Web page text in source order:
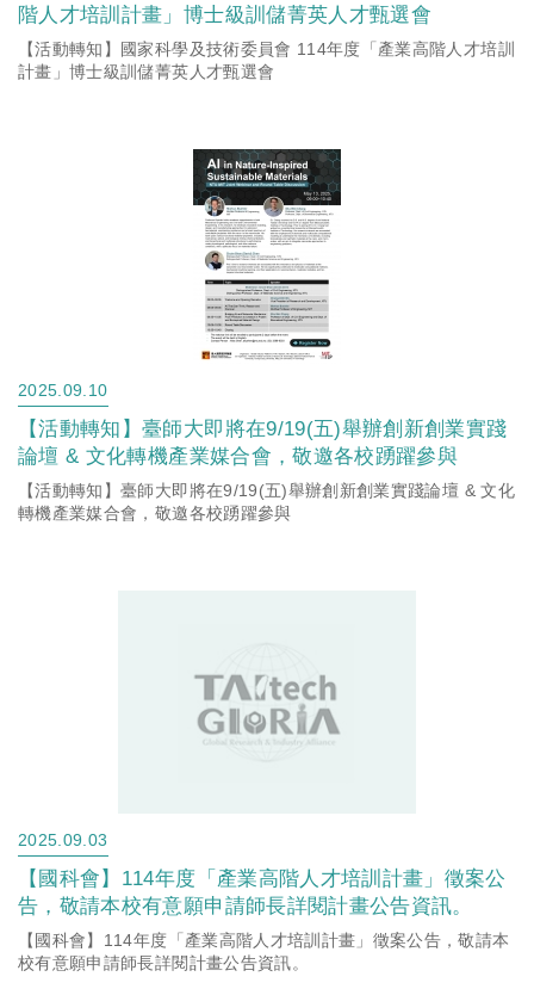
階人才培訓計畫」博士級訓儲菁英人才甄選會
【活動轉知】國家科學及技術委員會 114年度「產業高階人才培訓
計畫」博士級訓儲菁英人才甄選會
2025.09.10
【活動轉知】臺師大即將在9/19(五)舉辦創新創業實踐
論壇 & 文化轉機產業媒合會，敬邀各校踴躍參與
【活動轉知】臺師大即將在9/19(五)舉辦創新創業實踐論壇 & 文化
轉機產業媒合會，敬邀各校踴躍參與
2025.09.03
【國科會】114年度「產業高階人才培訓計畫」徵案公
告，敬請本校有意願申請師長詳閱計畫公告資訊。
【國科會】114年度「產業高階人才培訓計畫」徵案公告，敬請本
校有意願申請師長詳閱計畫公告資訊。